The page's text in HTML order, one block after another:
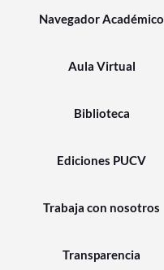
Navegador Académico
Aula Virtual
Biblioteca
Ediciones PUCV
Trabaja con nosotros
Transparencia